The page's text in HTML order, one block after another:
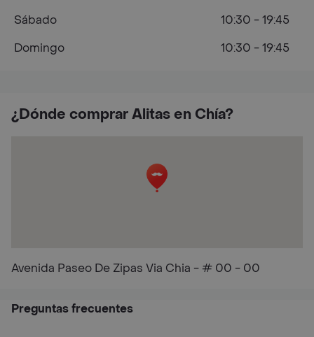
¿Dónde comprar Alitas en Chía?
Avenida Paseo De Zipas Via Chia - # 00 - 00
Sábado
10:30 - 19:45
Domingo
10:30 - 19:45
Preguntas frecuentes